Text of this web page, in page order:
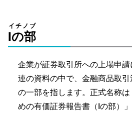
Ⅰの部
イチノブ
企業が証券取引所への上場申
連の資料の中で、金融商品取
の一部を指します。正式名称
めの有価証券報告書（Ⅰの部）